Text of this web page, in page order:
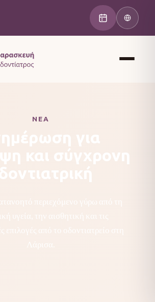
ΝΈΑ
για
και σύγχρονη
περιεχόμενο γύρω από τη
υγεία, την αισθητική και τις
επιλογές από το οδοντιατρείο στη